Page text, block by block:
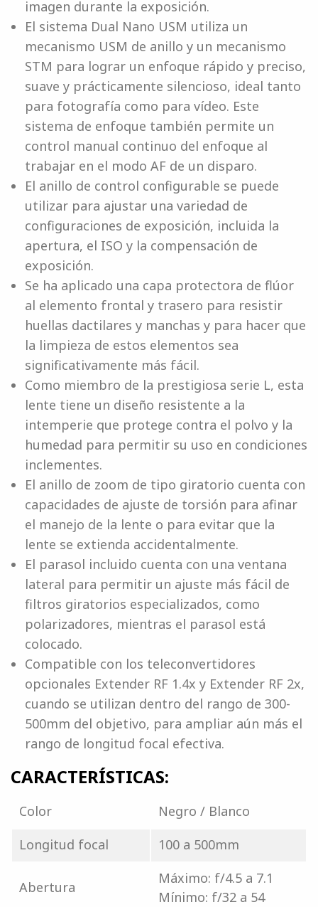
imagen durante la exposición.
El sistema Dual Nano USM utiliza un
mecanismo USM de anillo y un mecanismo
STM para lograr un enfoque rápido y preciso,
suave y prácticamente silencioso, ideal tanto
para fotografía como para vídeo. Este
sistema de enfoque también permite un
control manual continuo del enfoque al
trabajar en el modo AF de un disparo.
El anillo de control configurable se puede
utilizar para ajustar una variedad de
configuraciones de exposición, incluida la
apertura, el ISO y la compensación de
exposición.
Se ha aplicado una capa protectora de flúor
al elemento frontal y trasero para resistir
huellas dactilares y manchas y para hacer que
la limpieza de estos elementos sea
significativamente más fácil.
Como miembro de la prestigiosa serie L, esta
lente tiene un diseño resistente a la
intemperie que protege contra el polvo y la
humedad para permitir su uso en condiciones
inclementes.
El anillo de zoom de tipo giratorio cuenta con
capacidades de ajuste de torsión para afinar
el manejo de la lente o para evitar que la
lente se extienda accidentalmente.
El parasol incluido cuenta con una ventana
lateral para permitir un ajuste más fácil de
filtros giratorios especializados, como
polarizadores, mientras el parasol está
colocado.
Compatible con los teleconvertidores
opcionales Extender RF 1.4x y Extender RF 2x,
cuando se utilizan dentro del rango de 300-
500mm del objetivo, para ampliar aún más el
rango de longitud focal efectiva.
CARACTERÍSTICAS:
Color
Negro / Blanco
Longitud focal
100 a 500mm
Abertura
Máximo: f/4.5 a 7.1
Mínimo: f/32 a 54